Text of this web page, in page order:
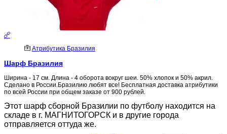
Атрибутика Бразилия
Шарф Бразилия
Ширина - 17 см. Длина - 4 оборота вокруг шеи. 50% хлопок и 50% акрил.
Сделано в России.Бразилию любят все! Бесплатная доставка атрибутики
по всей России при общем заказе от 900 рублей.
Этот шарф сборной Бразилии по футболу находится на
складе в г. МАГНИТОГОРСК и в другие города
отправляется оттуда же.